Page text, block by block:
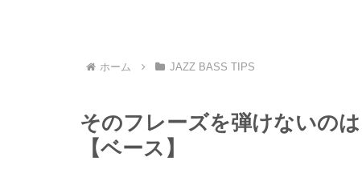
ホーム JAZZ BASS TIPS
そのフレーズを弾けないの
【ベース】